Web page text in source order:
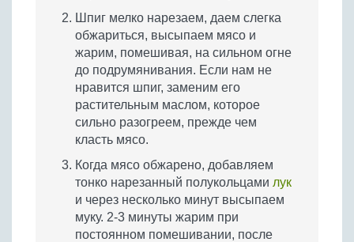
Шпиг мелко нарезаем, даем слегка
обжариться, высыпаем мясо и
жарим, помешивая, на сильном огне
до подрумянивания. Если нам не
нравится шпиг, заменим его
растительным маслом, которое
сильно разогреем, прежде чем
класть мясо.
Когда мясо обжарено, добавляем
тонко нарезанный полукольцами лук
и через несколько минут высыпаем
муку. 2-3 минуты жарим при
постоянном помешивании, после